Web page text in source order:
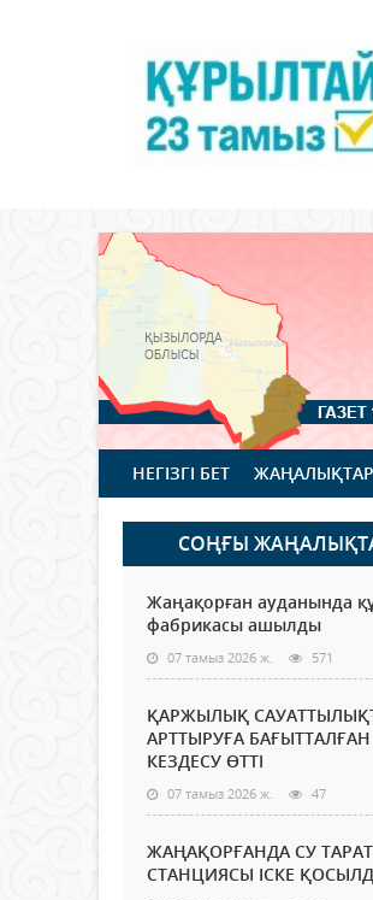
НЕГІЗГІ БЕТ ЖАҢАЛЫҚТАР
СОҢҒЫ
Жаңақорған ауданында
фабрикасы ашылды
07 тамыз 2026 ж. 571
ҚАРЖЫЛЫҚ
АРТТЫРУҒА БАҒЫТТАЛҒАН
КЕЗДЕСУ ӨТТІ
07 тамыз 2026 ж. 47
ЖАҢАҚОРҒАНДА СУ
СТАНЦИЯСЫ ІСКЕ